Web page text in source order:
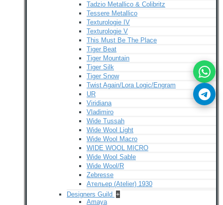
Tadzio Metallico & Colibritz
Tessere Metallico
Texturologie IV
Texturologie V
This Must Be The Place
Tiger Beat
Tiger Mountain
Tiger Silk
Tiger Snow
Twist Again/Lora Logic/Engram
UR
Viridiana
Vladimiro
Wide Tussah
Wide Wool Light
Wide Wool Macro
WIDE WOOL MICRO
Wide Wool Sable
Wide Wool/R
Zebresse
Ательер (Atelier) 1930
Designers Guild +
Amaya